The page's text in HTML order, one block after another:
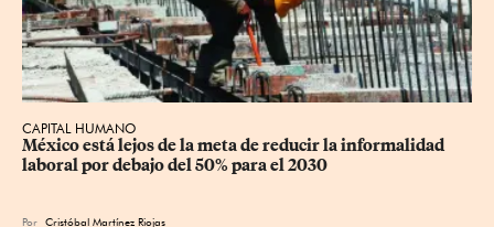
CAPITAL HUMANO
México está lejos de la meta de reducir la informalidad
laboral por debajo del 50% para el 2030
Por Cristóbal Martínez Riojas